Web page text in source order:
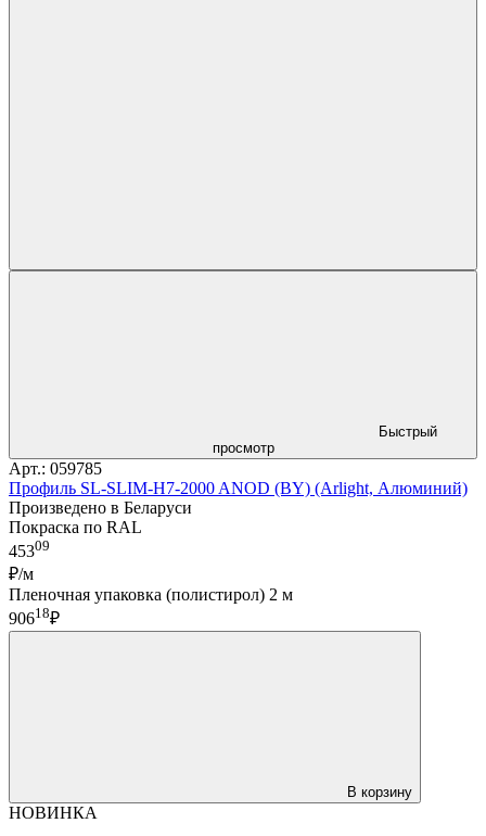
Быстрый
просмотр
Арт.: 059785
Профиль SL-SLIM-H7-2000 ANOD (BY) (Arlight, Алюминий)
Произведено в Беларуси
Покраска по RAL
45309
₽/м
Пленочная упаковка (полистирол) 2 м
90618₽
В корзину
НОВИНКА